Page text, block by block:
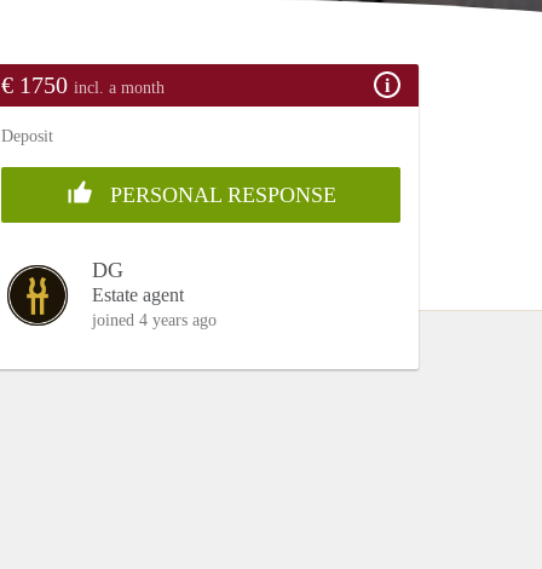
€ 1750 incl. a month
Deposit
PERSONAL RESPONSE
DG
Estate agent
joined 4 years ago